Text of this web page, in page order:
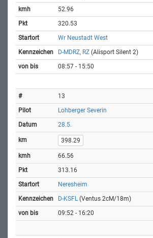
52.96
320.53
Wr Neustadt West
D-MDRZ, RZ (Alisport Silent 2)
08:57 - 15:50
13
Lohberger Severin
28.5.
398.29
66.56
313.16
Neresheim
D-KSFL (Ventus 2cM/18m)
09:52 - 16:20